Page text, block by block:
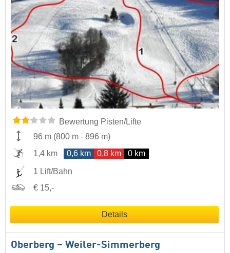
Bewertung Pisten/Lifte
96 m (800 m - 896 m)
1,4 km
0,6 km 0,8 km 0 km
1 Lift/Bahn
€ 15,-
Details
Oberberg – Weiler-Simmerberg